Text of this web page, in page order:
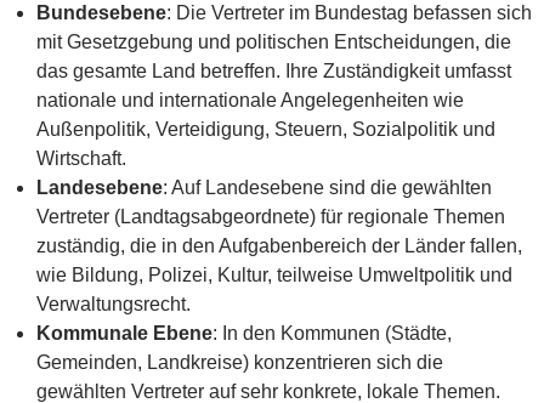
Bundesebene: Die Vertreter im Bundestag befassen sich
mit Gesetzgebung und politischen Entscheidungen, die
das gesamte Land betreffen. Ihre Zuständigkeit umfasst
nationale und internationale Angelegenheiten wie
Außenpolitik, Verteidigung, Steuern, Sozialpolitik und
Wirtschaft.
Landesebene: Auf Landesebene sind die gewählten
Vertreter (Landtagsabgeordnete) für regionale Themen
zuständig, die in den Aufgabenbereich der Länder fallen,
wie Bildung, Polizei, Kultur, teilweise Umweltpolitik und
Verwaltungsrecht.
Kommunale Ebene: In den Kommunen (Städte,
Gemeinden, Landkreise) konzentrieren sich die
gewählten Vertreter auf sehr konkrete, lokale Themen.